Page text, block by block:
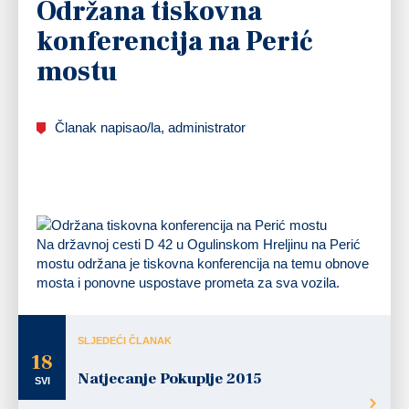
Održana tiskovna
konferencija na Perić
mostu
Članak napisao/la, administrator
Na državnoj cesti D 42 u Ogulinskom Hreljinu na Perić
mostu održana je tiskovna konferencija na temu obnove
mosta i ponovne uspostave prometa za sva vozila.
18
SVI
SLJEDEĆI ČLANAK
Natjecanje Pokuplje 2015